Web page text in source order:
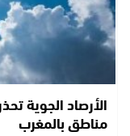
الأرصاد الجوية
مناطق بالمغرب